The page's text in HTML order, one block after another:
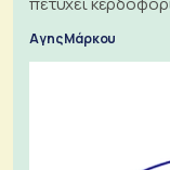
Αγης Μάρκου